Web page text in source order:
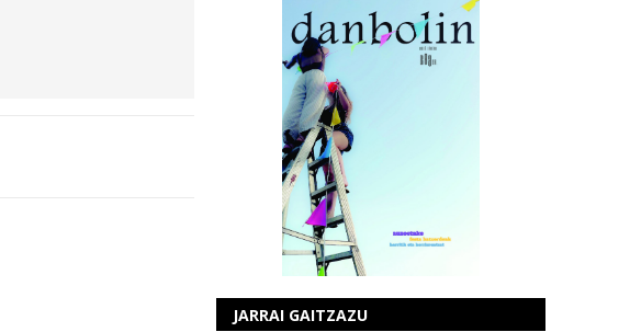
JARRAI GAITZAZU